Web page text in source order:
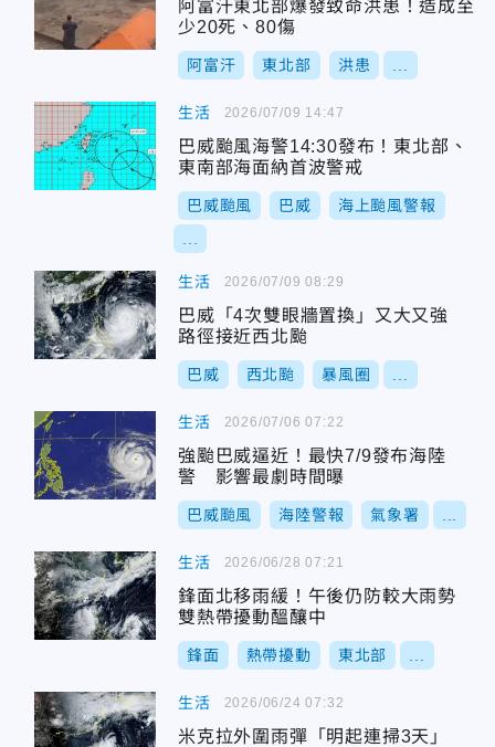
阿富汗東北部爆發致命洪患！造成至
少20死、80傷
阿富汗 東北部 洪患
生活
巴威颱風海警14:30發布！東北部、
東南部海面納首波警戒
巴威颱風 巴威 海上颱風警報
2026/07/09 14:47
生活
巴威「4次雙眼牆置換」又大又強
路徑接近西北颱
巴威 西北颱 暴風圈
2026/07/09 08:29
生活
強颱巴威逼近！最快7/9發布海陸
警 影響最劇時間曝
巴威颱風 海陸警報 氣象署
2026/07/06 07:22
生活
鋒面北移雨緩！午後仍防較大雨勢
雙熱帶擾動醞釀中
鋒面 熱帶擾動 東北部
2026/06/28 07:21
生活
米克拉外圍雨彈「明起連掃3天」
2026/06/24 07:32